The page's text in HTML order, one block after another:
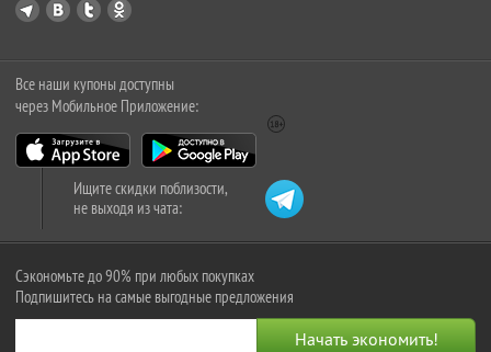
Все наши купоны доступны
через Мобильное Приложение:
Ищите скидки поблизости,
не выходя из чата:
Сэкономьте до 90% при любых покупках
Подпишитесь на самые выгодные предложения